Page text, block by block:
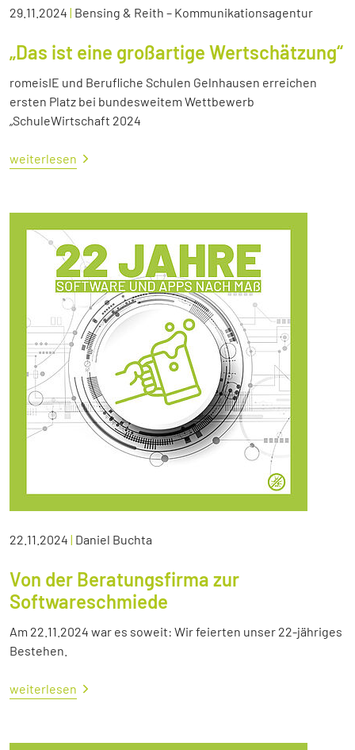
29.11.2024 | Bensing & Reith – Kommunikationsagentur
„Das ist eine großartige Wertschätzung“
romeisIE und Berufliche Schulen Gelnhausen erreichen
ersten Platz bei bundesweitem Wettbewerb
„SchuleWirtschaft 2024
weiterlesen
22.11.2024 | Daniel Buchta
Von der Beratungsfirma zur
Softwareschmiede
Am 22.11.2024 war es soweit: Wir feierten unser 22-jähriges
Bestehen.
weiterlesen